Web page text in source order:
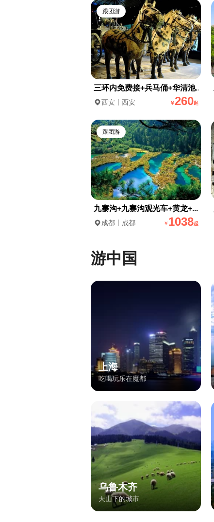
跟团游
三环内免费接+兵马俑+华清池...
西安丨西安 ￥260起
跟团游
九寨沟+九寨沟观光车+黄龙+...
成都丨成都 ￥ 1038起
游中国
上海
吃喝玩乐在魔都
乌鲁木齐
天山下的城市